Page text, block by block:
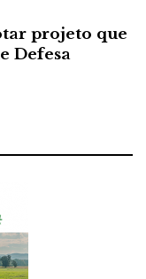
projeto que
Defesa